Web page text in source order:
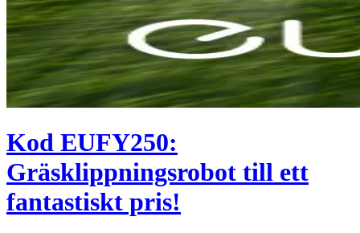
Kod EUFY250:
Gräsklippningsrobot till ett
fantastiskt pris!